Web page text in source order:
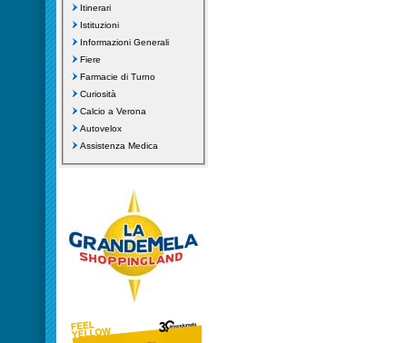
Itinerari
Istituzioni
Informazioni Generali
Fiere
Farmacie di Turno
Curiosità
Calcio a Verona
Autovelox
Assistenza Medica